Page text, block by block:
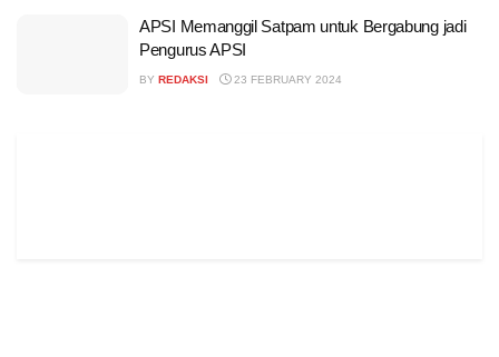
APSI Memanggil Satpam untuk Bergabung jadi
Pengurus APSI
BY REDAKSI 23 FEBRUARY 2024